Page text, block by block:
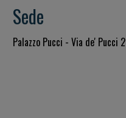
Sede
Palazzo Pucci - Via de' Pucci 2